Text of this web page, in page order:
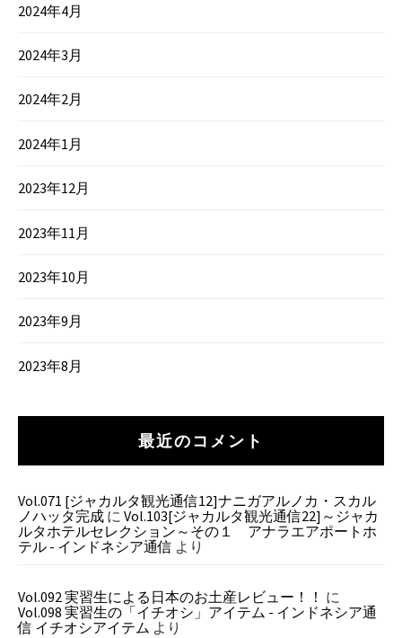
2024年4月
2024年3月
2024年2月
2024年1月
2023年12月
2023年11月
2023年10月
2023年9月
2023年8月
最近のコメント
Vol.071 [ジャカルタ観光通信12]ナニガアルノカ・スカル
ノハッタ完成 に Vol.103[ジャカルタ観光通信22]～ジャカ
ルタホテルセレクション～その１ アナラエアポートホ
テル - インドネシア通信 より
Vol.092 実習生による日本のお土産レビュー！！ に
Vol.098 実習生の「イチオシ」アイテム - インドネシア通
信 イチオシアイテム より